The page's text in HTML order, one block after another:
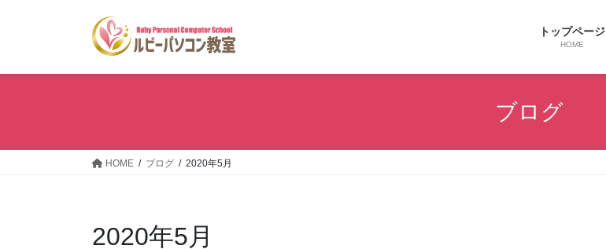
トップページ
HOME
ブログ
HOME ブログ 2020年5月
2020年5月